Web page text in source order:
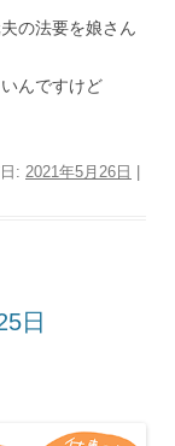
の法要を娘さん
んですけど
: 2021年5月26日 |
日